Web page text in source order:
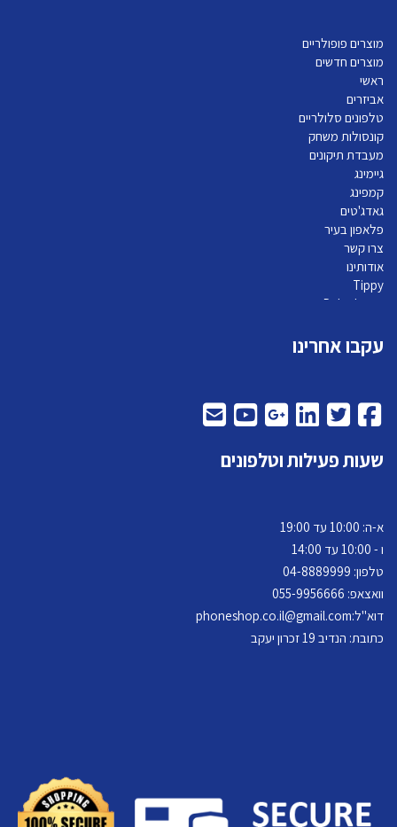
מוצרים פופולריים
מוצרים חדשים
ראשי
אביזרים
טלפונים סלולריים
קונסולות משחק
מעבדת תיקונים
גיימינג
קמפינג
גאדג'טים
פלאפון בעיר
צרו קשר
אודותינו
Tippy
Pelephone
עקבו אחרינו
שעות פעילות וטלפונים
א-ה: 10:00 עד 19:00
ו - 10:00 עד 14:00
טלפון: 04- 8889999
וואצאפ: 055-9956666
דוא"ל:phoneshop.co.il@gmail.com
כתובת: הנדיב 19 זכרון יעקב